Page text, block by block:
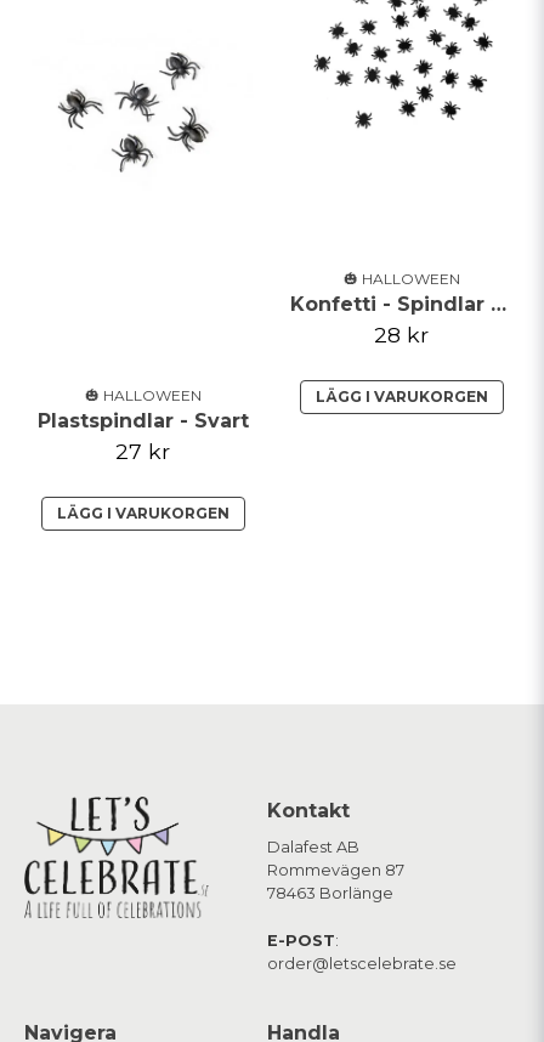
🎃 HALLOWEEN
Plastspindlar - Svart
27 kr
LÄGG I VARUKORGEN
🎃 HALLOWEEN
Konfetti - Spindlar - Svarta
28 kr
LÄGG I VARUKORGEN
Kontakt
Dalafest AB
Rommevägen 87
78463 Borlänge
E-POST:
order@letscelebrate.se
Navigera Handla